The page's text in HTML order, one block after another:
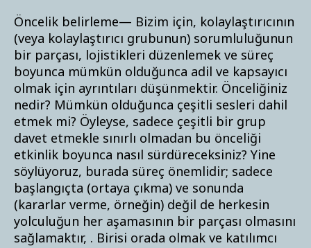
Öncelik belirleme— Bizim için, kolaylaştırıcının
(veya kolaylaştırıcı grubunun) sorumluluğunun
bir parçası, lojistikleri düzenlemek ve süreç
boyunca mümkün olduğunca adil ve kapsayıcı
olmak için ayrıntıları düşünmektir. Önceliğiniz
nedir? Mümkün olduğunca çeşitli sesleri dahil
etmek mi? Öyleyse, sadece çeşitli bir grup
davet etmekle sınırlı olmadan bu önceliği
etkinlik boyunca nasıl sürdüreceksiniz? Yine
söylüyoruz, burada süreç önemlidir; sadece
başlangıçta (ortaya çıkma) ve sonunda
(kararlar verme, örneğin) değil de herkesin
yolculuğun her aşamasının bir parçası olmasını
sağlamaktır, . Birisi orada olmak ve katılımcı